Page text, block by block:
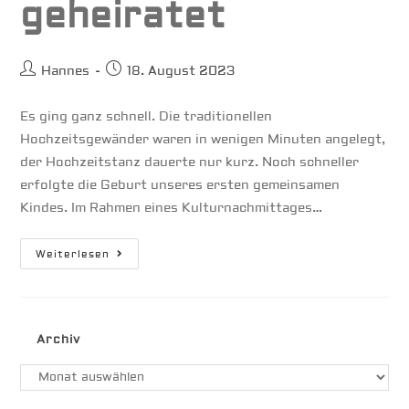
geheiratet
Beitrags-
Hannes
Beitrag
18. August 2023
Es ging ganz schnell. Die traditionellen
Hochzeitsgewänder waren in wenigen Minuten angelegt,
der Hochzeitstanz dauerte nur kurz. Noch schneller
erfolgte die Geburt unseres ersten gemeinsamen
Kindes. Im Rahmen eines Kulturnachmittages…
Weiterlesen Wir
Haben
Archiv
Archiv